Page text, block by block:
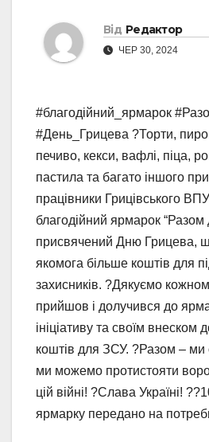
Від Редактор
ЧЕР 30, 2024
#благодійний_ярмарок
#День_Грицева ?Торти,
печиво, кекси, вафлі, піца,
пастила та багато іншого
працівники Грицівського
благодійний ярмарок
присвячений Дню Грицева,
якомога більше коштів для
захисників. ?Дякуємо
прийшов і долучився до
ініціативу та своїм внеском
коштів для ЗСУ. ?Разом – ми
ми можемо протистояти
цій війні! ?Слава Україні!
ярмарку передано на